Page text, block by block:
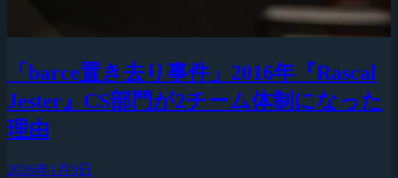
「barce置き去り事件」2016年『Rascal
Jester』CS部門が2チーム体制になった
理由
2026年1月9日